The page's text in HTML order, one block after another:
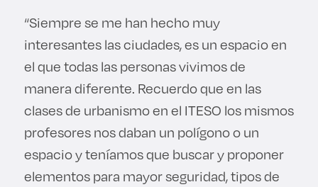
“Siempre se me han hecho muy
interesantes las ciudades, es un espacio en
el que todas las personas vivimos de
manera diferente. Recuerdo que en las
clases de urbanismo en el ITESO los mismos
profesores nos daban un polígono o un
espacio y teníamos que buscar y proponer
elementos para mayor seguridad, tipos de